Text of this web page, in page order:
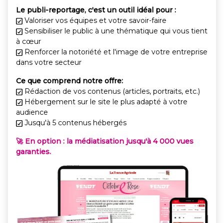
Le publi-reportage, c'est un outil idéal pour :
Valoriser vos équipes et votre savoir-faire
Sensibiliser le public à une thématique qui vous tient
à cœur
Renforcer la notoriété et l'image de votre entreprise
dans votre secteur
Ce que comprend notre offre:
Rédaction de vos contenus (articles, portraits, etc.)
Hébergement sur le site le plus adapté à votre
audience
Jusqu'à 5 contenus hébergés
🚀 En option : la médiatisation jusqu'à 4 000 vues
garanties.